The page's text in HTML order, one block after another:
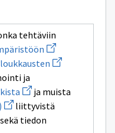
tehtäviin
Avaa
uuden
ikkunan
Avaa
uuden
sivulle
ja
Avaa
uuden
ikkunan
sivulle
kyberuhkista
ja muista
Avaa
uuden
ikkunan
liittyvistä
tiedon